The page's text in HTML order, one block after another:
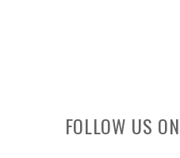
FOLLOW US ON